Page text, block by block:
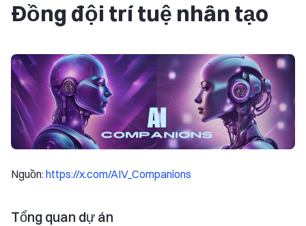
Đồng đội trí tuệ nhân tạo
Nguồn:https://x.com/AIV_Companions
Tổng quan dự án